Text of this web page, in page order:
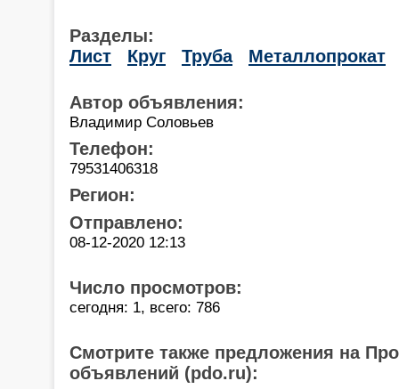
Разделы:
Лист
Круг Труба Металлопрокат
Автор объявления:
Владимир Соловьев
Телефон:
79531406318
Регион:
Отправлено:
08-12-2020 12:13
Число просмотров:
сегодня: 1, всего: 786
Смотрите также предложения на
объявлений (pdo.ru):